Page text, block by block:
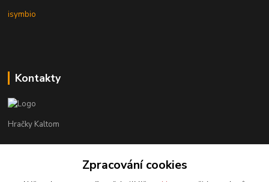
isymbio
Kontakty
Hračky Kaltom
+420 777 538 008
Zpracování cookies